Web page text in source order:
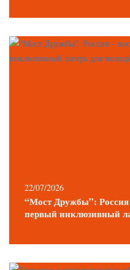
22/07/2026
“Мост Дружбы”: Россия
первый инклюзивный